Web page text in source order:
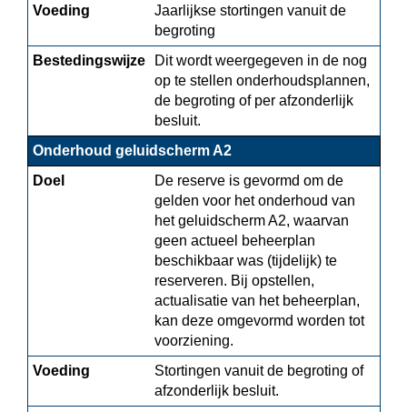
Voeding
Jaarlijkse stortingen vanuit de
begroting
Bestedingswijze
Dit wordt weergegeven in de nog
op te stellen onderhoudsplannen,
de begroting of per afzonderlijk
besluit.
Onderhoud geluidscherm A2
Doel
De reserve is gevormd om de
gelden voor het onderhoud van
het geluidscherm A2, waarvan
geen actueel beheerplan
beschikbaar was (tijdelijk) te
reserveren. Bij opstellen,
actualisatie van het beheerplan,
kan deze omgevormd worden tot
voorziening.
Voeding
Stortingen vanuit de begroting of
afzonderlijk besluit.